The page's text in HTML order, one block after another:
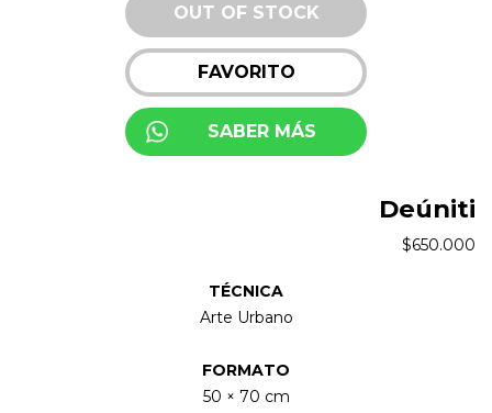
OUT OF STOCK
FAVORITO
SABER MÁS
Deúniti
$650.000
TÉCNICA
Arte Urbano
FORMATO
50 × 70 cm